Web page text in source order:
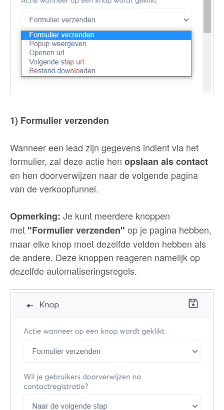
1) Formulier verzenden
Wanneer een lead zijn gegevens indient via het
formulier, zal deze actie hen opslaan als contact
en hen doorverwijzen naar de volgende pagina
van de verkoopfunnel.
Opmerking: Je kunt meerdere knoppen
met "Formulier verzenden" op je pagina hebben,
maar elke knop moet dezelfde velden hebben als
de andere. Deze knoppen reageren namelijk op
dezelfde automatiseringsregels.